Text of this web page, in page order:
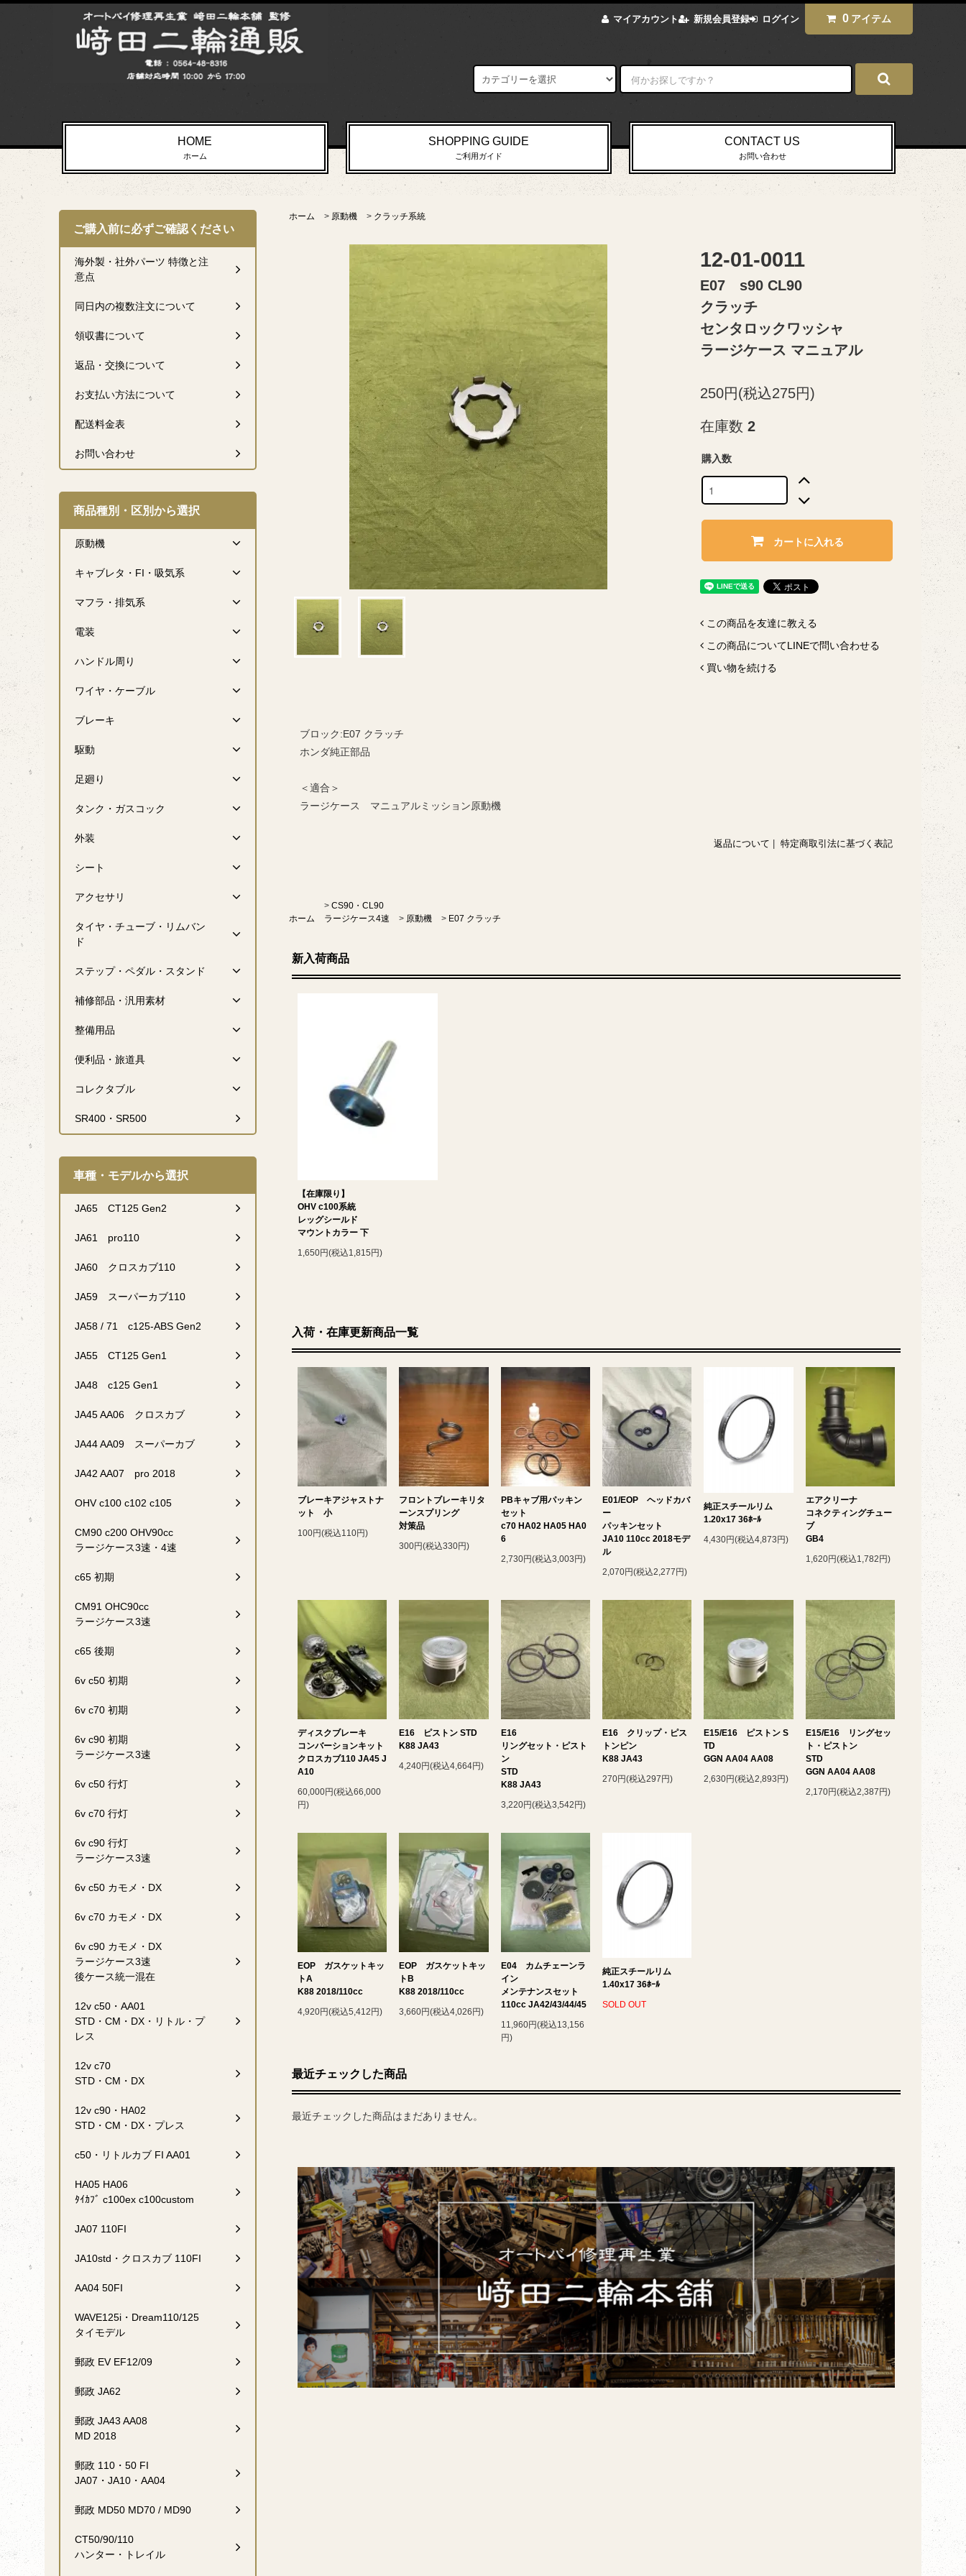
マイアカウント 新規会員登録 ログイン 0 アイテム
HOME
ホーム
SHOPPING GUIDE
ご利用ガイド
CONTACT US
お問い合わせ
ホーム > 原動機 > クラッチ系統
12-01-0011
E07 s90 CL90
クラッチ
センタロックワッシャ
ラージケース マニュアル
250円(税込275円)
在庫数 2
購入数
カートに入れる
この商品を友達に教える
この商品についてLINEで問い合わせる
買い物を続ける
ブロック:E07 クラッチ
ホンダ純正部品
＜適合＞
ラージケース マニュアルミッション原動機
返品について 特定商取引法に基づく表記
ホーム
> CS90・CL90
ラージケース4速
> 原動機 > E07 クラッチ
新入荷商品
【在庫限り】
OHV c100系統
レッグシールド
マウントカラー 下
1,650円(税込1,815円)
入荷・在庫更新商品一覧
ブレーキアジャストナ
ット 小
100円(税込110円)
フロントブレーキリタ
ーンスプリング
対策品
300円(税込330円)
PBキャブ用パッキン
セット
c70 HA02 HA05 HA0
6
2,730円(税込3,003円)
E01/EOP ヘッドカバ
ー
パッキンセット
JA10 110cc 2018モデ
ル
2,070円(税込2,277円)
純正スチールリム
1.20x17 36ﾎｰﾙ
4,430円(税込4,873円)
エアクリーナ
コネクティングチュー
ブ
GB4
1,620円(税込1,782円)
ディスクブレーキ
コンバーションキット
クロスカブ110 JA45 J
A10
60,000円(税込66,000
円)
E16 ピストン STD
K88 JA43
4,240円(税込4,664円)
E16
リングセット・ピスト
ン
STD
K88 JA43
3,220円(税込3,542円)
E16 クリップ・ピス
トンピン
K88 JA43
270円(税込297円)
E15/E16 ピストン S
TD
GGN AA04 AA08
2,630円(税込2,893円)
E15/E16 リングセッ
ト・ピストン
STD
GGN AA04 AA08
2,170円(税込2,387円)
EOP ガスケットキッ
トA
K88 2018/110cc
4,920円(税込5,412円)
EOP ガスケットキッ
トB
K88 2018/110cc
3,660円(税込4,026円)
E04 カムチェーンラ
イン
メンテナンスセット
110cc JA42/43/44/45
11,960円(税込13,156
円)
純正スチールリム
1.40x17 36ﾎｰﾙ
SOLD OUT
最近チェックした商品
最近チェックした商品はまだありません。
ご購入前に必ずご確認ください
海外製・社外パーツ 特徴と注
意点
同日内の複数注文について
領収書について
返品・交換について
お支払い方法について
配送料金表
お問い合わせ
商品種別・区別から選択
原動機
キャブレタ・FI・吸気系
マフラ・排気系
電装
ハンドル周り
ワイヤ・ケーブル
ブレーキ
駆動
足廻り
タンク・ガスコック
外装
シート
アクセサリ
タイヤ・チューブ・リムバン
ド
ステップ・ペダル・スタンド
補修部品・汎用素材
整備用品
便利品・旅道具
コレクタブル
SR400・SR500
車種・モデルから選択
JA65 CT125 Gen2
JA61 pro110
JA60 クロスカブ110
JA59 スーパーカブ110
JA58 / 71 c125-ABS Gen2
JA55 CT125 Gen1
JA48 c125 Gen1
JA45 AA06 クロスカブ
JA44 AA09 スーパーカブ
JA42 AA07 pro 2018
OHV c100 c102 c105
CM90 c200 OHV90cc
ラージケース3速・4速
c65 初期
CM91 OHC90cc
ラージケース3速
c65 後期
6v c50 初期
6v c70 初期
6v c90 初期
ラージケース3速
6v c50 行灯
6v c70 行灯
6v c90 行灯
ラージケース3速
6v c50 カモメ・DX
6v c70 カモメ・DX
6v c90 カモメ・DX
ラージケース3速
後ケース統一混在
12v c50・AA01
STD・CM・DX・リトル・プ
レス
12v c70
STD・CM・DX
12v c90・HA02
STD・CM・DX・プレス
c50・リトルカブ FI AA01
HA05 HA06
ﾀｲｶﾌﾞ c100ex c100custom
JA07 110FI
JA10std・クロスカブ 110FI
AA04 50FI
WAVE125i・Dream110/125
タイモデル
郵政 EV EF12/09
郵政 JA62
郵政 JA43 AA08
MD 2018
郵政 110・50 FI
JA07・JA10・AA04
郵政 MD50 MD70 / MD90
CT50/90/110
ハンター・トレイル